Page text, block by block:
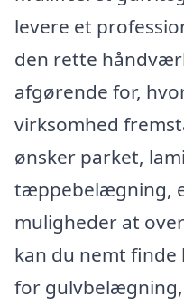
levere et
den rette
afgørende for,
virksomhed
ønsker parket,
tæppebelægning,
muligheder at
kan du nemt finde
for